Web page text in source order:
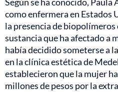
como enfermera en Estados
la presencia de biopolímeros
sustancia que ha afectado a
había decidido someterse a
en la clínica estética de
establecieron que la mujer
millones de pesos por la